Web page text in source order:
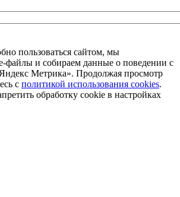
пользоваться сайтом, мы
файлы и собираем данные о поведении с
Метрика». Продолжая просмотр
с политикой использования cookies.
обработку cookie в настройках